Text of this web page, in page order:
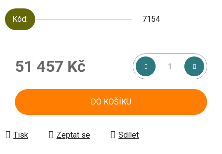
Kód: 7154
51 457 Kč
DO KOŠÍKU
Tisk Zeptat se Sdílet